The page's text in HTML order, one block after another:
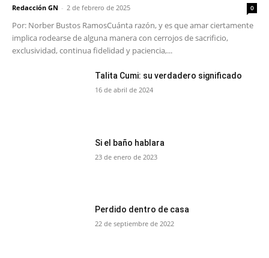
Redacción GN - 2 de febrero de 2025 0
Por: Norber Bustos RamosCuánta razón, y es que amar ciertamente
implica rodearse de alguna manera con cerrojos de sacrificio,
exclusividad, continua fidelidad y paciencia,...
Talita Cumi: su verdadero significado
16 de abril de 2024
Si el baño hablara
23 de enero de 2023
Perdido dentro de casa
22 de septiembre de 2022